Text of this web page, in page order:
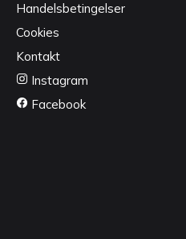
Handelsbetingelser
Cookies
Kontakt
Instagram
Facebook